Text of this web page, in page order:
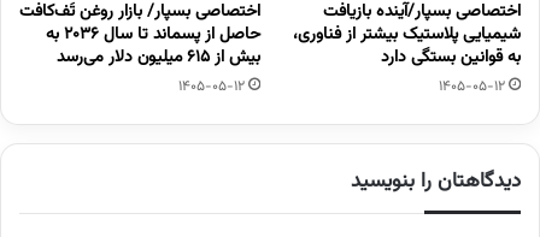
اختصاصی بسپار/آینده بازیافت
شیمیایی پلاستیک بیشتر از فناوری،
به قوانین بستگی دارد
1405-05-12
اختصاصی بسپار/ بازار روغن تَف‌کافت
حاصل از پسماند تا سال ۲۰۳۶ به
بیش از ۶۱۵ میلیون دلار می‌رسد
1405-05-12
دیدگاهتان را بنویسید